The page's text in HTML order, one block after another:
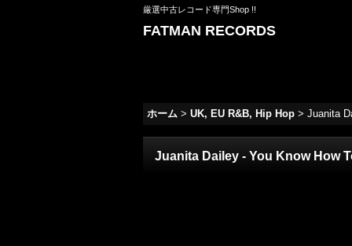
厳選中古レコード専門Shop !!
FATMAN RECORDS
ホーム > UK, EU R&B, Hip Hop > Juanita
Juanita Dailey - You Know How